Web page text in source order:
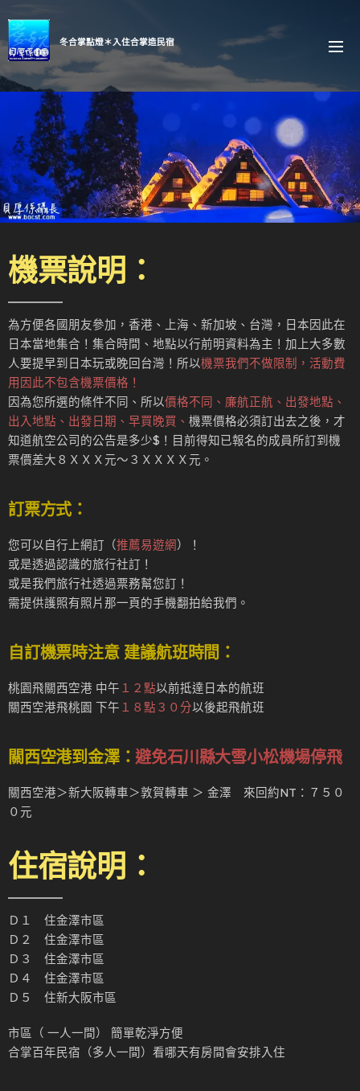
冬合掌點燈＊入住合掌造民宿
機票說明：
為方便各國朋友參加，香港、上海、新加坡、台灣，日本因此在
日本當地集合！集合時間、地點以行前明資料為主！加上大多數
人要提早到日本玩或晚回台灣！所以機票我們不做限制，活動費
用因此不包含機票價格！
因為您所選的條件不同、所以價格不同、廉航正航、出發地點、
出入地點、出發日期、早買晚買、 機票價格必須訂出去之後，才
知道航空公司的公告是多少$！目前得知已報名的成員所訂到機
票價差大８ＸＸＸ元～３ＸＸＸＸ元。
訂票方式：
您可以自行上網訂（推薦易遊網）！
或是透過認識的旅行社訂！
或是我們旅行社透過票務幫您訂！
需提供護照有照片那一頁的​手機翻拍給我們。
自訂機票時注意 建議航班時間：
桃園飛關西空港 中午 １２點以前抵達日本的航班
關西空港飛桃園 下午 １８點３０分以後起飛航班
關西空港到金澤：避免石川縣大雪小松機場停飛
關西空港＞新大阪轉車＞敦賀轉車 ＞ 金澤 來回約NT：７５０
０元
住宿說明：
Ｄ１ 住金澤市區
Ｄ２ 住金澤市區
Ｄ３ 住金澤市區
Ｄ４ 住金澤市區
Ｄ５ 住新大阪市區
市區（ 一人一間） 簡單乾淨方便
合掌百年民宿（多人一間）看哪天有房間會安排入住